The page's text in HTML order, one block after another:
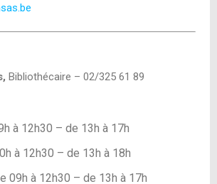
Bibliothécaire – 02/325 61 89
à 12h30 – de 13h à 17h
à 12h30 – de 13h à 18h
09h à 12h30 – de 13h à 17h